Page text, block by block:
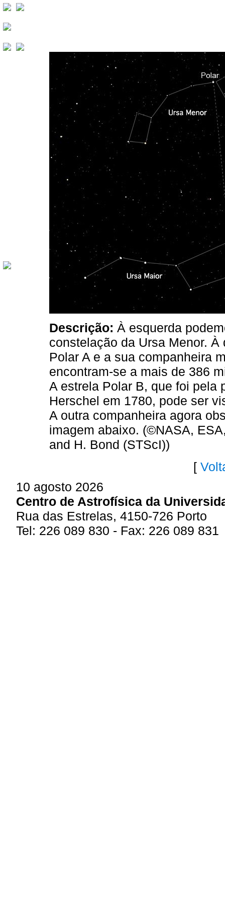
Descrição: À esquerda
constelação da Ursa Menor.
Polar A e a sua companheira
encontram-se a mais de 386
A estrela Polar B, que foi pela
Herschel em 1780, pode ser
A outra companheira agora
imagem abaixo. (©NASA,
and H. Bond (STScI))
[
10 agosto 2026
Centro de Astrofísica da
Rua das Estrelas, 4150-726 Porto
Tel: 226 089 830 - Fax: 226 089 831